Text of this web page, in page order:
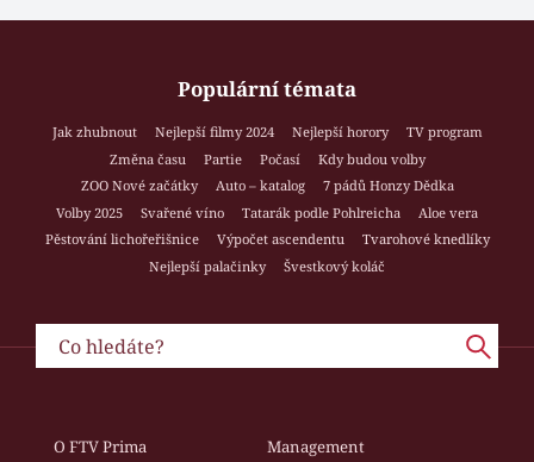
Populární témata
Jak zhubnout Nejlepší filmy 2024 Nejlepší horory
TV program
Změna času
Partie Počasí
Kdy budou volby
ZOO Nové začátky
Auto – katalog
7 pádů Honzy Dědka
Volby 2025
Svařené víno Tatarák podle Pohlreicha
Aloe vera
Pěstování lichořeřišnice
Výpočet ascendentu
Tvarohové knedlíky
Nejlepší palačinky
Švestkový koláč
O FTV Prima
Management